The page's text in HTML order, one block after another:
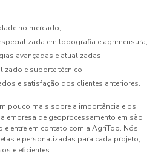
no mercado;
em topografia e agrimensura;
avançadas e atualizadas;
e suporte técnico;
e satisfação dos clientes anteriores.
pouco mais sobre a importância e os
empresa de geoprocessamento em são
e entre em contato com a AgriTop. Nós
e personalizadas para cada projeto,
e eficientes.